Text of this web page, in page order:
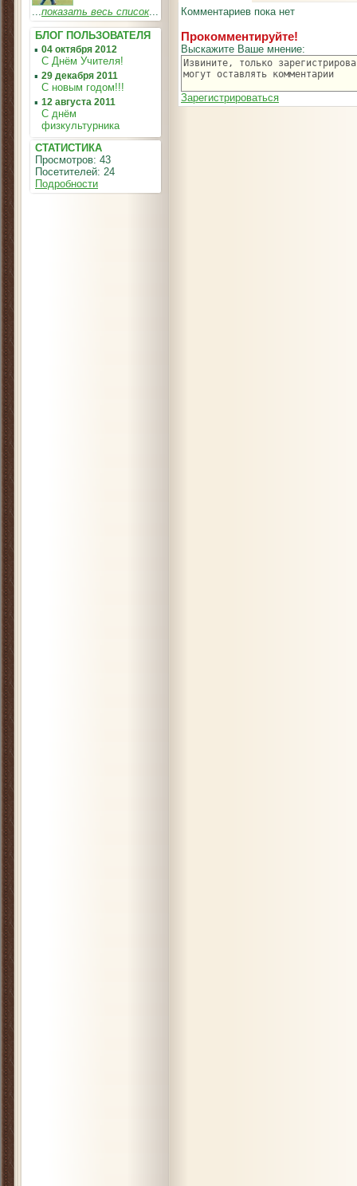
...показать весь список...
БЛОГ ПОЛЬЗОВАТЕЛЯ
▪ 04 октября 2012
С Днём Учителя!
▪ 29 декабря 2011
С новым годом!!!
▪ 12 августа 2011
С днём
физкультурника
СТАТИСТИКА
Просмотров: 43
Посетителей: 24
Подробности
Комментариев пока нет
Прокомментируйте!
Выскажите Ваше мнение:
Зарегистрироваться